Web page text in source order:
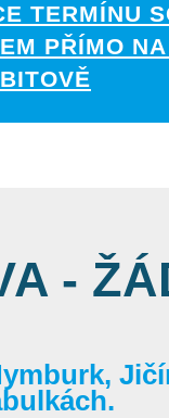
TERMÍNU
PŘÍMO
-